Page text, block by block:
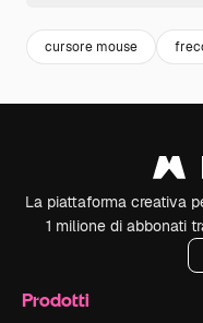
cursore mouse
La piattaforma creativa
1 milione di abbonati
Prodotti